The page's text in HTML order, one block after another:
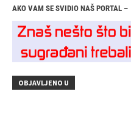
AKO VAM SE SVIDIO NAŠ PORTAL –
OBJAVLJENO U